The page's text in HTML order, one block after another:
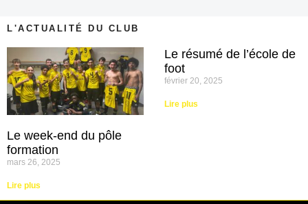
L'ACTUALITÉ DU CLUB
Le week-end du pôle
formation
mars 26, 2025
Lire plus
Le résumé de l’école de
foot
février 20, 2025
Lire plus